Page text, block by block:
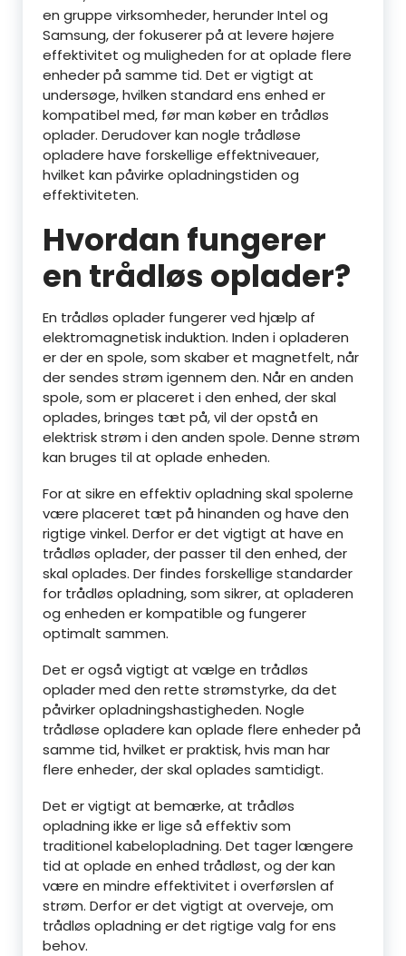
en gruppe virksomheder, herunder Intel og
Samsung, der fokuserer på at levere højere
effektivitet og muligheden for at oplade flere
enheder på samme tid. Det er vigtigt at
undersøge, hvilken standard ens enhed er
kompatibel med, før man køber en trådløs
oplader. Derudover kan nogle trådløse
opladere have forskellige effektniveauer,
hvilket kan påvirke opladningstiden og
effektiviteten.
Hvordan fungerer
en trådløs oplader?
En trådløs oplader fungerer ved hjælp af
elektromagnetisk induktion. Inden i opladeren
er der en spole, som skaber et magnetfelt, når
der sendes strøm igennem den. Når en anden
spole, som er placeret i den enhed, der skal
oplades, bringes tæt på, vil der opstå en
elektrisk strøm i den anden spole. Denne strøm
kan bruges til at oplade enheden.
For at sikre en effektiv opladning skal spolerne
være placeret tæt på hinanden og have den
rigtige vinkel. Derfor er det vigtigt at have en
trådløs oplader, der passer til den enhed, der
skal oplades. Der findes forskellige standarder
for trådløs opladning, som sikrer, at opladeren
og enheden er kompatible og fungerer
optimalt sammen.
Det er også vigtigt at vælge en trådløs
oplader med den rette strømstyrke, da det
påvirker opladningshastigheden. Nogle
trådløse opladere kan oplade flere enheder på
samme tid, hvilket er praktisk, hvis man har
flere enheder, der skal oplades samtidigt.
Det er vigtigt at bemærke, at trådløs
opladning ikke er lige så effektiv som
traditionel kabelopladning. Det tager længere
tid at oplade en enhed trådløst, og der kan
være en mindre effektivitet i overførslen af
strøm. Derfor er det vigtigt at overveje, om
trådløs opladning er det rigtige valg for ens
behov.